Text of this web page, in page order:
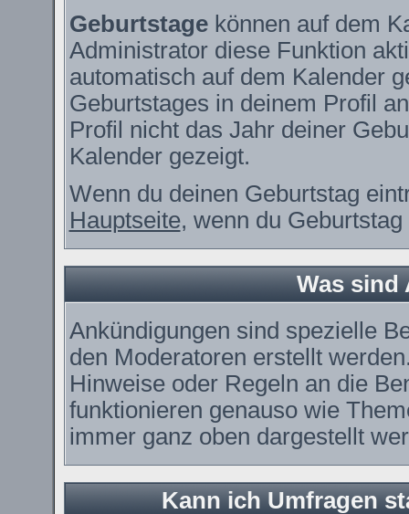
Geburtstagekönnen auf dem
Administrator diese Funktion
automatisch auf dem Kalender
Geburtstages in deinem Profil
Profil nicht das Jahr deiner
Kalender gezeigt.
Wenn du deinen Geburtstag
Hauptseite, wenn du Geburtstag
Was sind
Ankündigungen sind spezielle
den Moderatoren erstellt
Hinweise oder Regeln an die
funktionieren genauso wie
immer ganz oben dargestellt
Kann ich Umfragen